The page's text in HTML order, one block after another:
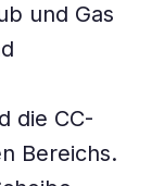
und Gas
die CC-
Bereichs.